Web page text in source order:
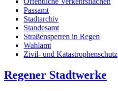
Passamt
Stadtarchiv
Standesamt
Straßensperren in Regen
Wahlamt
Zivil- und Katastrophenschutz
Regener Stadtwerke